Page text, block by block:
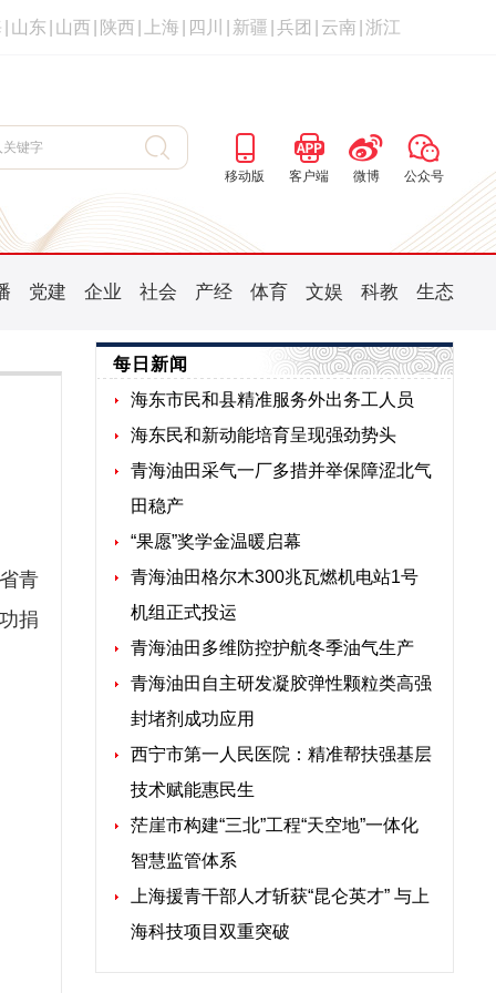
山东 山西 陕西 上海 四川 新疆 兵团 云南 浙江
移动版 客户端 微博 公众号
党建 企业 社会 产经 体育 文娱 科教 生态
青
捐
每日新闻
海东市民和县精准服务外出务工人员
海东民和新动能培育呈现强劲势头
青海油田采气一厂多措并举保障涩北气
田稳产
“果愿”奖学金温暖启幕
青海油田格尔木300兆瓦燃机电站1号
机组正式投运
青海油田多维防控护航冬季油气生产
青海油田自主研发凝胶弹性颗粒类高强
封堵剂成功应用
西宁市第一人民医院：精准帮扶强基层
技术赋能惠民生
茫崖市构建“三北”工程“天空地”一体化
智慧监管体系
上海援青干部人才斩获“昆仑英才” 与上
海科技项目双重突破